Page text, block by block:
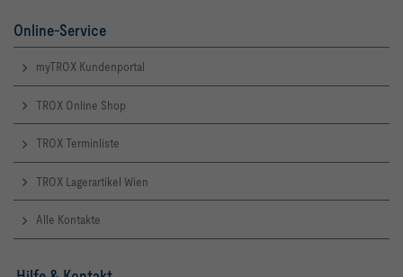
Online-Service
myTROX Kundenportal
TROX Online Shop
TROX Terminliste
TROX Lagerartikel Wien
Alle Kontakte